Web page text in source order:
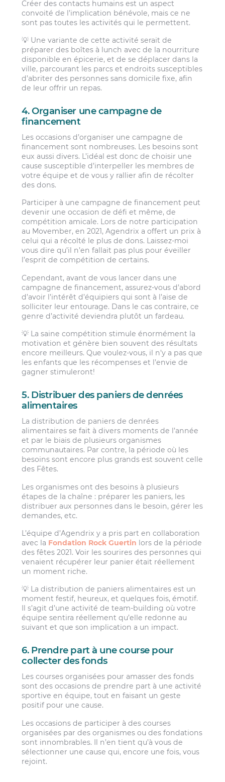
Créer des contacts humains est un aspect
convoité de l’implication bénévole, mais ce ne
sont pas toutes les activités qui le permettent.
💡 Une variante de cette activité serait de
préparer des boîtes à lunch avec de la nourriture
disponible en épicerie, et de se déplacer dans la
ville, parcourant les parcs et endroits susceptibles
d’abriter des personnes sans domicile fixe, afin
de leur offrir un repas.
4. Organiser une campagne de
financement
Les occasions d’organiser une campagne de
financement sont nombreuses. Les besoins sont
eux aussi divers. L’idéal est donc de choisir une
cause susceptible d’interpeller les membres de
votre équipe et de vous y rallier afin de récolter
des dons.
Participer à une campagne de financement peut
devenir une occasion de défi et même, de
compétition amicale. Lors de notre participation
au Movember, en 2021, Agendrix a offert un prix à
celui qui a récolté le plus de dons. Laissez-moi
vous dire qu’il n’en fallait pas plus pour éveiller
l’esprit de compétition de certains.
Cependant, avant de vous lancer dans une
campagne de financement, assurez-vous d’abord
d’avoir l’intérêt d’équipiers qui sont à l’aise de
solliciter leur entourage. Dans le cas contraire, ce
genre d’activité deviendra plutôt un fardeau.
💡 La saine compétition stimule énormément la
motivation et génère bien souvent des résultats
encore meilleurs. Que voulez-vous, il n’y a pas que
les enfants que les récompenses et l’envie de
gagner stimuleront!
5. Distribuer des paniers de denrées
alimentaires
La distribution de paniers de denrées
alimentaires se fait à divers moments de l’année
et par le biais de plusieurs organismes
communautaires. Par contre, la période où les
besoins sont encore plus grands est souvent celle
des Fêtes.
Les organismes ont des besoins à plusieurs
étapes de la chaîne : préparer les paniers, les
distribuer aux personnes dans le besoin, gérer les
demandes, etc.
L’équipe d’Agendrix y a pris part en collaboration
avec la Fondation Rock Guertin lors de la période
des fêtes 2021. Voir les sourires des personnes qui
venaient récupérer leur panier était réellement
un moment riche.
💡 La distribution de paniers alimentaires est un
moment festif, heureux, et quelques fois, émotif.
Il s’agit d’une activité de team-building où votre
équipe sentira réellement qu’elle redonne au
suivant et que son implication a un impact.
6. Prendre part à une course pour
collecter des fonds
Les courses organisées pour amasser des fonds
sont des occasions de prendre part à une activité
sportive en équipe, tout en faisant un geste
positif pour une cause.
Les occasions de participer à des courses
organisées par des organismes ou des fondations
sont innombrables. Il n’en tient qu’à vous de
sélectionner une cause qui, encore une fois, vous
rejoint.